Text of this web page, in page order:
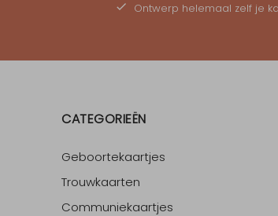
Ontwerp helemaal zelf je
CATEGORIEËN
Geboortekaartjes
Trouwkaarten
Communiekaartjes